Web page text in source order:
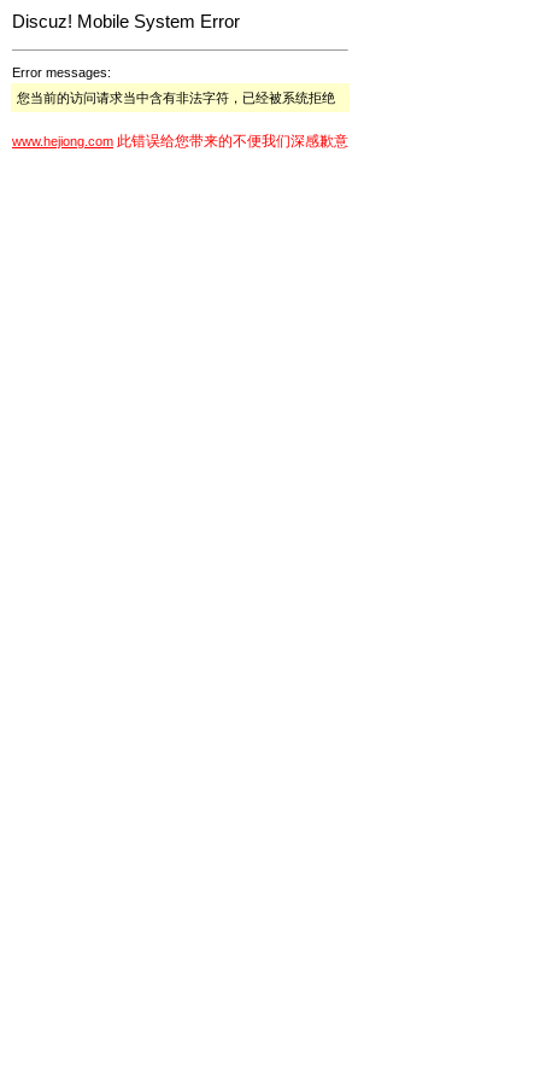
Discuz! Mobile System Error
Error messages:
您当前的访问请求当中含有非法字符，已经被系统拒绝
www.hejiong.com 此错误给您带来的不便我们深感歉意